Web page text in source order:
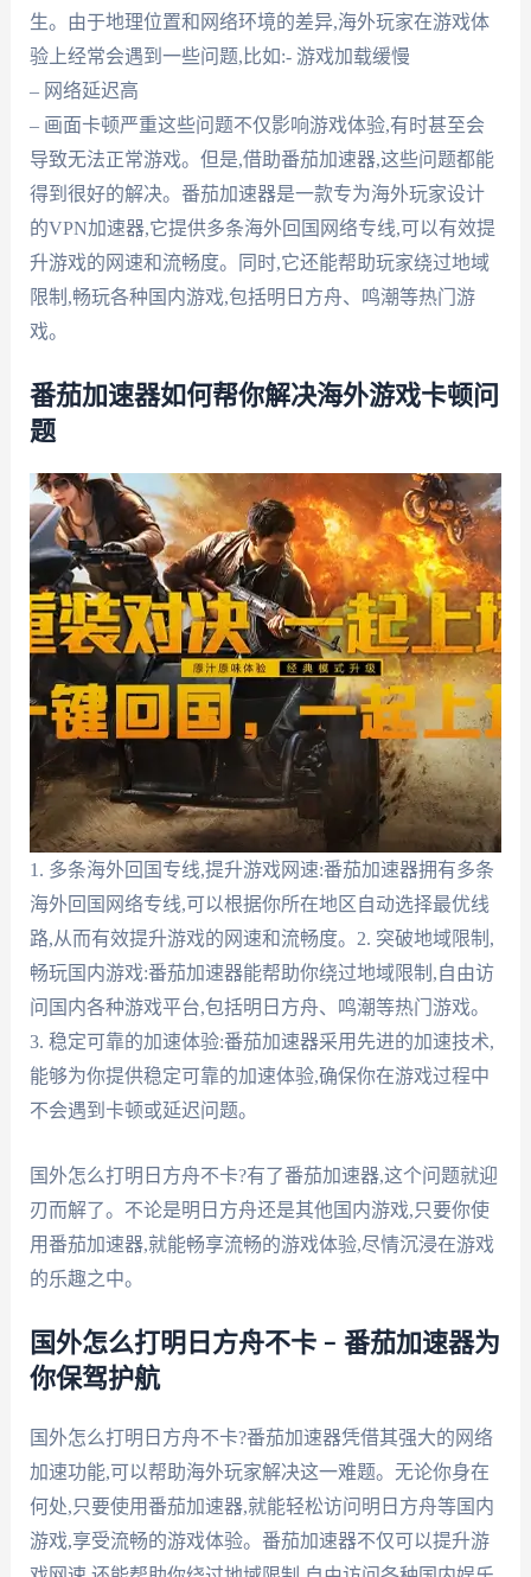
生。由于地理位置和网络环境的差异,海外玩家在游戏体
验上经常会遇到一些问题,比如:- 游戏加载缓慢
– 网络延迟高
– 画面卡顿严重这些问题不仅影响游戏体验,有时甚至会
导致无法正常游戏。但是,借助番茄加速器,这些问题都能
得到很好的解决。番茄加速器是一款专为海外玩家设计
的VPN加速器,它提供多条海外回国网络专线,可以有效提
升游戏的网速和流畅度。同时,它还能帮助玩家绕过地域
限制,畅玩各种国内游戏,包括明日方舟、鸣潮等热门游
戏。
番茄加速器如何帮你解决海外游戏卡顿问
题
1. 多条海外回国专线,提升游戏网速:番茄加速器拥有多条
海外回国网络专线,可以根据你所在地区自动选择最优线
路,从而有效提升游戏的网速和流畅度。2. 突破地域限制,
畅玩国内游戏:番茄加速器能帮助你绕过地域限制,自由访
问国内各种游戏平台,包括明日方舟、鸣潮等热门游戏。
3. 稳定可靠的加速体验:番茄加速器采用先进的加速技术,
能够为你提供稳定可靠的加速体验,确保你在游戏过程中
不会遇到卡顿或延迟问题。
国外怎么打明日方舟不卡?有了番茄加速器,这个问题就迎
刃而解了。不论是明日方舟还是其他国内游戏,只要你使
用番茄加速器,就能畅享流畅的游戏体验,尽情沉浸在游戏
的乐趣之中。
国外怎么打明日方舟不卡 – 番茄加速器为
你保驾护航
国外怎么打明日方舟不卡?番茄加速器凭借其强大的网络
加速功能,可以帮助海外玩家解决这一难题。无论你身在
何处,只要使用番茄加速器,就能轻松访问明日方舟等国内
游戏,享受流畅的游戏体验。番茄加速器不仅可以提升游